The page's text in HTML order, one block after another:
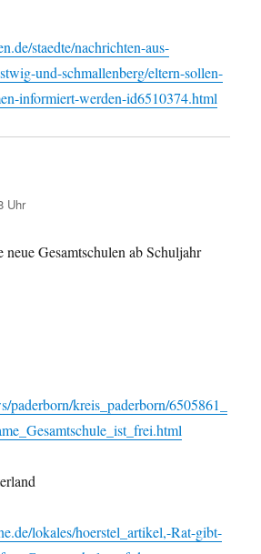
staedte/nachrichten-aus-
und-schmallenberg/eltern-sollen-
informiert-werden-id6510374.html
Uhr
neue Gesamtschulen ab Schuljahr
paderborn/kreis_paderborn/6505861_
lokales/hoerstel_artikel,-Rat-gibt-